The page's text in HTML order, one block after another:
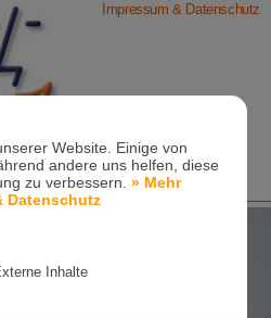
Website. Einige von
andere uns helfen, diese
zu verbessern.» Mehr
Datenschutz
Inhalte
Impressum & Datenschutz
Praxis
für Kinder und